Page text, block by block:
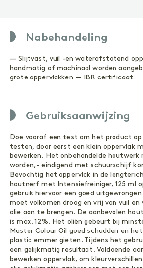
Buitenhout
Primer
Olie
Wood Shield
ONDERHOUD
Reinigen
Olie
Wash-in
ACCESSOIRES
Accessoires
Nabehandeling
— Slijtvast, vuil -en waterafstotend
handmatig of machinaal worden
grote oppervlakken — IBR certificaat
Gebruiksaanwijzing
Doe vooraf een test om het product
testen, door eerst een klein oppervlak
bewerken. Het onbehandelde houtwerk
worden,- eindigend met schuurschijf
Bevochtig het oppervlak in de
houtnerf met Intensiefreiniger, 125 ml
gebruik hiervoor een goed
moet volkomen droog en vrij van vuil en
olie aan te brengen. De aanbevolen
is max. 12%. Het oliën gebeurt bij
Master Colour Oil goed schudden en
plastic emmer gieten. Tijdens het
een gelijkmatig resultaat. Voldoende
bewerken oppervlak, om